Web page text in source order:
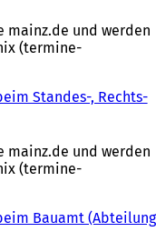
e
i
m
u
e
a
f
f
t
e
i
m
mainz.de und werden
(termine-
Standes-, Rechts-
mainz.de und werden
(termine-
Bauamt (Abteilung